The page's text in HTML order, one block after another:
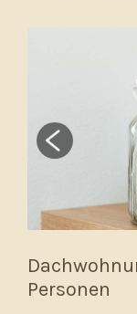
Personen